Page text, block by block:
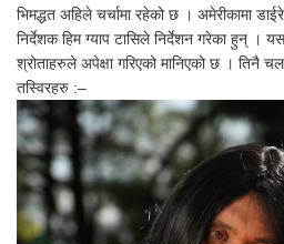
भिमद्धत अहिले चर्चामा रहेको छ । अमेरीकामा
निर्देशक हिम ग्याप टासिले निर्देशन गरेका हुन् ।
श्रोताहरुले अपेक्षा गरिएको मानिएको छ । तिनै
तस्विरहरु :–